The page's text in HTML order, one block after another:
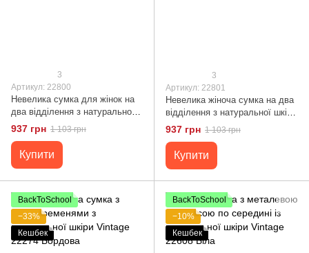
3
Артикул: 22800
Невелика сумка для жінок на
два відділення з натуральної
шкіри Vintage 22800 Рудий
937 грн 1 103 грн
Купити
3
Артикул: 22801
Невелика жіноча сумка на два
відділення з натуральної шкіри
Vintage 22801 Сірий
937 грн 1 103 грн
Купити
BackToSchool
−33%
Кешбек
BackToSchool
−10%
Кешбек